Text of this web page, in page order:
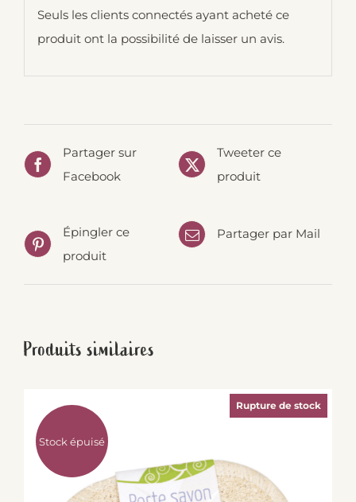
Seuls les clients connectés ayant acheté ce
produit ont la possibilité de laisser un avis.
Partager sur
Facebook
Tweeter ce
produit
Épingler ce
produit
Partager par Mail
Produits similaires
Stock épuisé
Rupture de stock